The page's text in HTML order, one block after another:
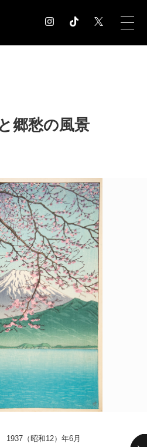
展覧会情報
お知らせ
お問合せ
COMPANY
郷愁の風景
1937（昭和12）年6月